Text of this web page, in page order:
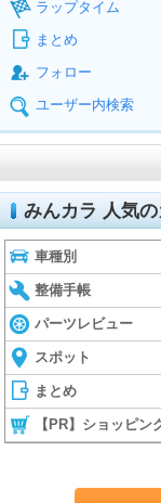
ラップタイム
まとめ
フォロー
ユーザー内検索
みんカラ 人気の
車種別
整備手帳
パーツレビュー
スポット
まとめ
【PR】ショッピン